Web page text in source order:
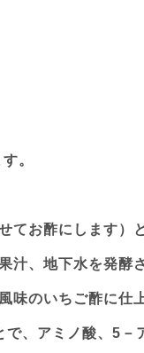
。
てお酢にします）
汁、地下水を発酵
味のいちご酢に仕
、アミノ酸、 5 －